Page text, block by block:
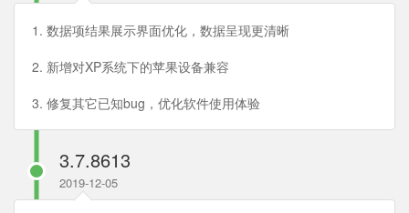
1. 数据项结果展示界面优化，数据呈现更清晰
2. 新增对XP系统下的苹果设备兼容
3. 修复其它已知bug，优化软件使用体验
3.7.8613
2019-12-05